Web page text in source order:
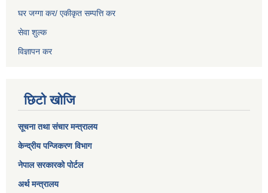
घर जग्गा कर/ एकीकृत सम्पत्ति कर
सेवा शुल्क
विज्ञापन कर
छिटो खोजि
सूचना तथा संचार मन्त्रालय
केन्द्रीय पन्जिकरण विभाग
नेपाल सरकारको पोर्टल
अर्थ मन्त्रालय